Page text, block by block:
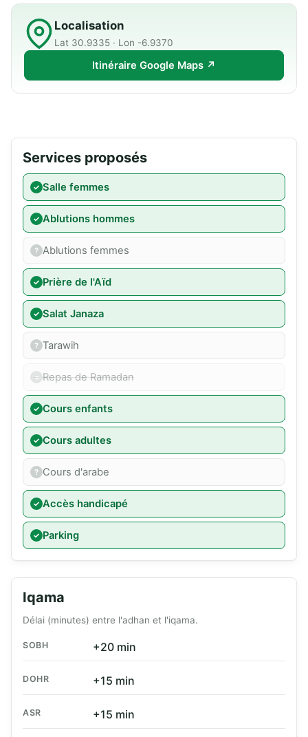
Localisation
Lat 30.9335 · Lon -6.9370
Itinéraire Google Maps ↗
Services proposés
Salle femmes
Ablutions hommes
Ablutions femmes
Prière de l'Aïd
Salat Janaza
Tarawih
Repas de Ramadan
Cours enfants
Cours adultes
Cours d'arabe
Accès handicapé
Parking
Iqama
Délai (minutes) entre l'adhan et l'iqama.
SOBH +20 min
DOHR +15 min
ASR +15 min